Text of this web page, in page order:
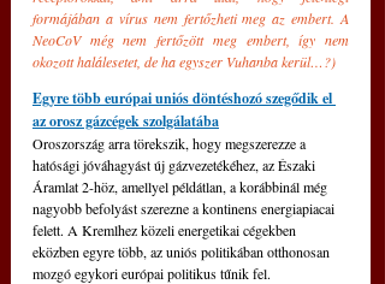
formájában a vírus nem fertőzheti meg az embert. A
NeoCoV még nem fertőzött meg embert, így nem
okozott halálesetet, de ha egyszer Vuhanba kerül…?)
Egyre több európai uniós döntéshozó szegődik el
az orosz gázcégek szolgálatába
Oroszország arra törekszik, hogy megszerezze a
hatósági jóváhagyást új gázvezetékéhez, az Északi
Áramlat 2-höz, amellyel példátlan, a korábbinál még
nagyobb befolyást szerezne a kontinens energiapiacai
felett. A Kremlhez közeli energetikai cégekben
eközben egyre több, az uniós politikában otthonosan
mozgó egykori európai politikus tűnik fel.